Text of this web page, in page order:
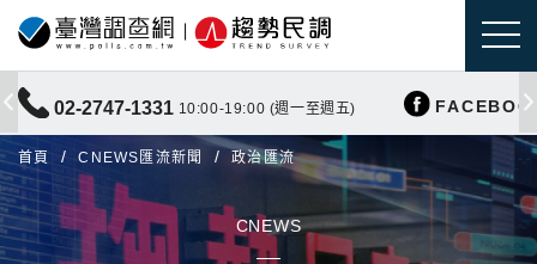
02-2747-1331 10:00-19:00 (週一至週五)
首頁 CNEWS匯流新聞 政治匯流
CNEWS